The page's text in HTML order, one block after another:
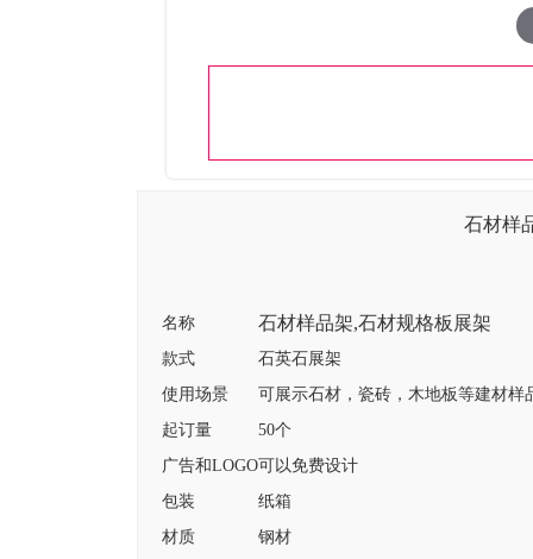
石材样
名称 石材样品架,石材规格板展架
款式
石英石展架
使用场景
可展示石材，瓷砖，木地板等建材
起订量
50个
广告和LOGO可以免费设计
包装
纸箱
材质
钢材